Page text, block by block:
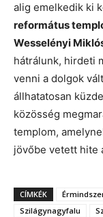
alig emelkedik ki
református
Wesselényi
hátrálunk, hirdeti
venni a dolgok
állhatatosan
közösség
templom,
jövőbe vetett hite
CÍMKÉK
Szilágynagyfalu